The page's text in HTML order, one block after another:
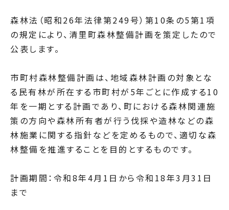
森林法（昭和26年法律第249号）第10条の5第1項
の規定により、清里町森林整備計画を策定したので
公表します。
市町村森林整備計画は、地域森林計画の対象とな
る民有林が所在する市町村が5年ごとに作成する10
年を一期とする計画であり、町における森林関連施
策の方向や森林所有者が行う伐採や造林などの森
林施業に関する指針などを定めるもので、適切な森
林整備を推進することを目的とするものです。
計画期間：令和8年4月1日から令和18年3月31日
まで